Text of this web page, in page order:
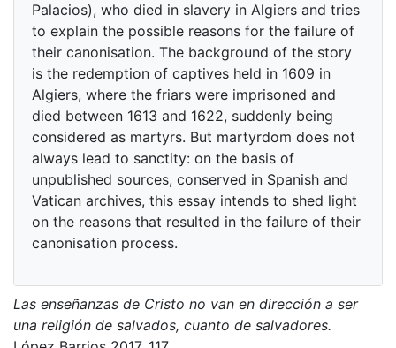
Palacios), who died in slavery in Algiers and tries
to explain the possible reasons for the failure of
their canonisation. The background of the story
is the redemption of captives held in 1609 in
Algiers, where the friars were imprisoned and
died between 1613 and 1622, suddenly being
considered as martyrs. But martyrdom does not
always lead to sanctity: on the basis of
unpublished sources, conserved in Spanish and
Vatican archives, this essay intends to shed light
on the reasons that resulted in the failure of their
canonisation process.
Las enseñanzas de Cristo no van en dirección a ser
una religión de salvados, cuanto de salvadores.